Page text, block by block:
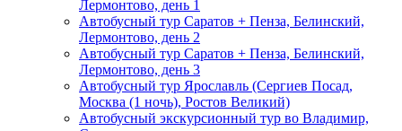
Лермонтово, день 1
Автобусный тур Саратов + Пенза, Белинский,
Лермонтово, день 2
Автобусный тур Саратов + Пенза, Белинский,
Лермонтово, день 3
Автобусный тур Ярославль (Сергиев Посад,
Москва (1 ночь), Ростов Великий)
Автобусный экскурсионный тур во Владимир,